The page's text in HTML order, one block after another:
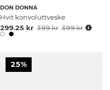
DON DONNA
Hvit konvoluttveske
299.25 kr 399 kr 399 kr
25%